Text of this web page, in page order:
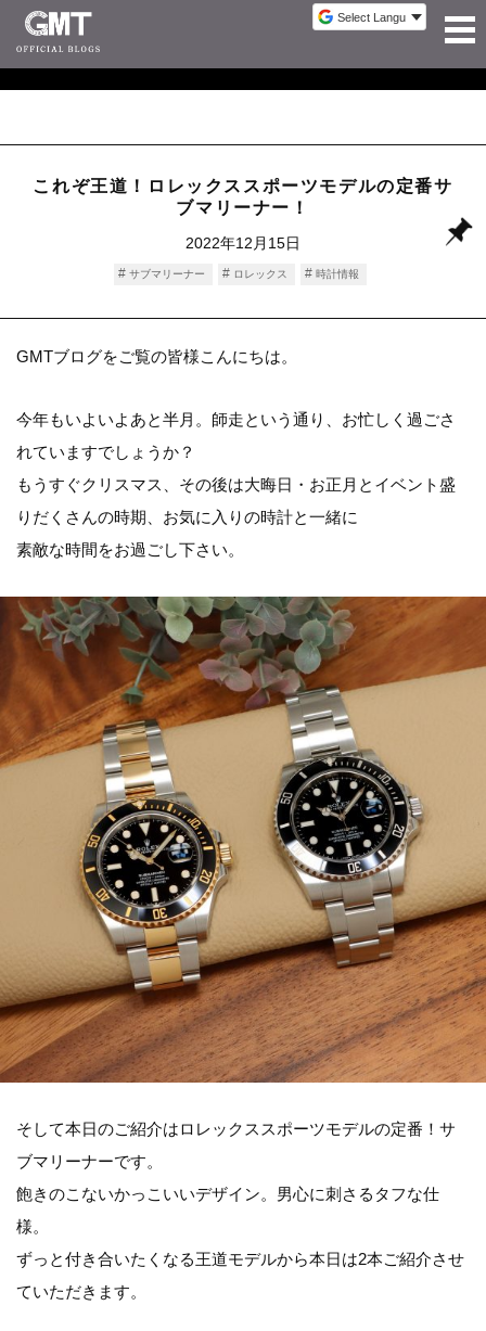
これぞ王道！ロレックススポーツモデルの定番サ
ブマリーナー！
2022年12月15日
サブマリーナー ロレックス 時計情報
GMTブログをご覧の皆様こんにちは。
今年もいよいよあと半月。師走という通り、お忙しく過ごさ
れていますでしょうか？
もうすぐクリスマス、その後は大晦日・お正月とイベント盛
りだくさんの時期、お気に入りの時計と一緒に
素敵な時間をお過ごし下さい。
そして本日のご紹介はロレックススポーツモデルの定番！サ
ブマリーナーです。
飽きのこないかっこいいデザイン。男心に刺さるタフな仕
様。
ずっと付き合いたくなる王道モデルから本日は2本ご紹介させ
ていただきます。